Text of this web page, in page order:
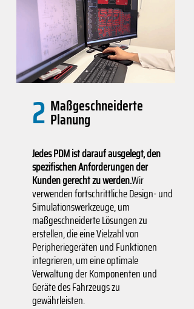
2 Maßgeschneiderte
Planung
Jedes PDM ist darauf ausgelegt, den
spezifischen Anforderungen der
Kunden gerecht zu werden.Wir
verwenden fortschrittliche Design- und
Simulationswerkzeuge, um
maßgeschneiderte Lösungen zu
erstellen, die eine Vielzahl von
Peripheriegeräten und Funktionen
integrieren, um eine optimale
Verwaltung der Komponenten und
Geräte des Fahrzeugs zu
gewährleisten.